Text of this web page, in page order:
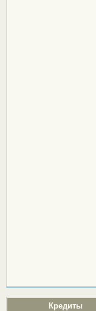
Кредиты